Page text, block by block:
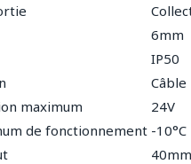
6mm
IP50
Câble
maximum
24V
de fonctionnement -10°C
40mm